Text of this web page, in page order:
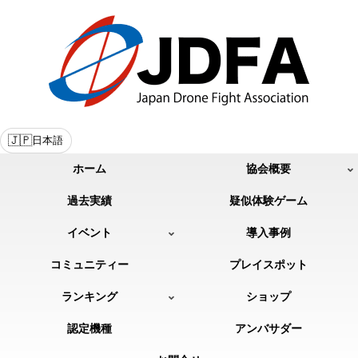
🇯🇵日本語
ホーム 協会概要
過去実績 疑似体験ゲーム
イベント 導入事例
コミュニティー プレイスポット
ランキング ショップ
認定機種 アンバサダー